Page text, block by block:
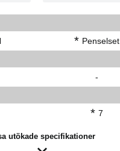
* Penselset
-
* 7
utökade specifikationer